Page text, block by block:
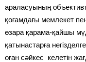
араласуының
қоғамдағы мемлекет
өзара қарама-қайшы
қатынастарға
оған сәйкес келетін